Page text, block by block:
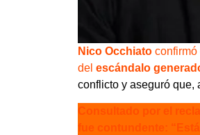
Nico Occhiato confirmó
del escándalo
conflicto y aseguró que,
Consultado por el
fue contundente: